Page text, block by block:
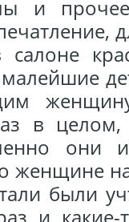
и
салоне
малейшие
в целом,
они
женщине
были